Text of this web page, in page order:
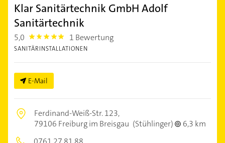
Klar Sanitärtechnik GmbH Adolf
Sanitärtechnik
5,0 5.0 1 Bewertung
SANITÄRINSTALLATIONEN
E-Mail
Ferdinand-Weiß-Str. 123,
79106 Freiburg im Breisgau (Stühlinger)
6,3 km